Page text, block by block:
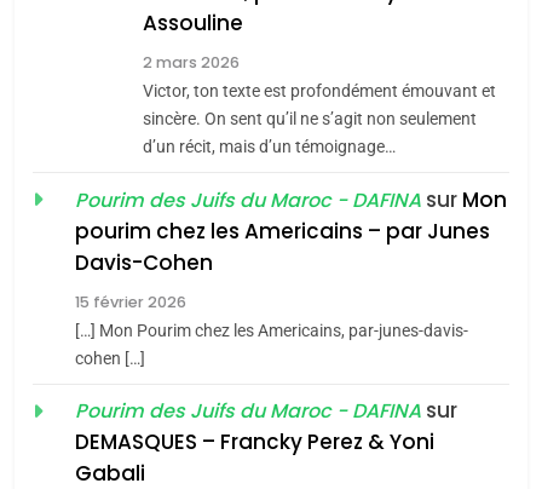
Maroc : Les amandes de
Tafraout, le miel de Tadla
Azilal consacrés produits
du terroir
DAFINA MAROC
Oeil ravageur – Vanessa
De Loya Stauber
«Tu dis génocide, je dis
guerre»: La nouvelle
Assouline
2 mars 2026
Victor, ton texte est profondément émouvant et
sincère. On sent qu’il ne s’agit non seulement
d’un récit, mais d’un témoignage…
Pourim des Juifs du Maroc - DAFINA sur Mon
pourim chez les Americains – par Junes
Davis-Cohen
15 février 2026
[…] Mon Pourim chez les Americains, par-junes-davis-
cohen […]
Pourim des Juifs du Maroc - DAFINA sur
DEMASQUES – Francky Perez & Yoni
Gabali
2025, l’année la plus
d’ADL contre
l’antisémitisme
FRANCE ISRAÉL